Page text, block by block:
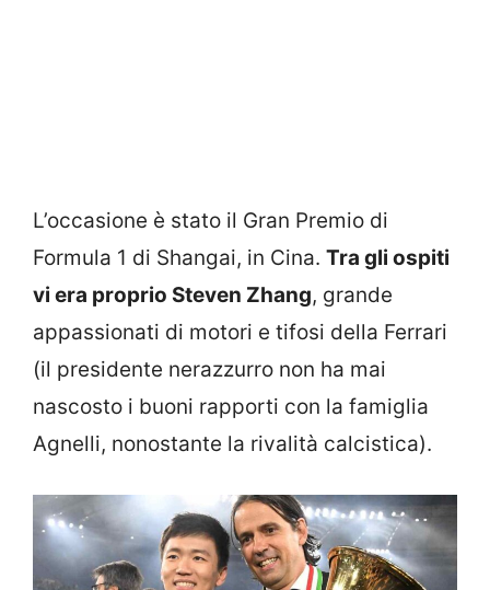
L’occasione è stato il Gran Premio di
Formula 1 di Shangai, in Cina. Tra gli ospiti
vi era proprio Steven Zhang, grande
appassionati di motori e tifosi della Ferrari
(il presidente nerazzurro non ha mai
nascosto i buoni rapporti con la famiglia
Agnelli, nonostante la rivalità calcistica).